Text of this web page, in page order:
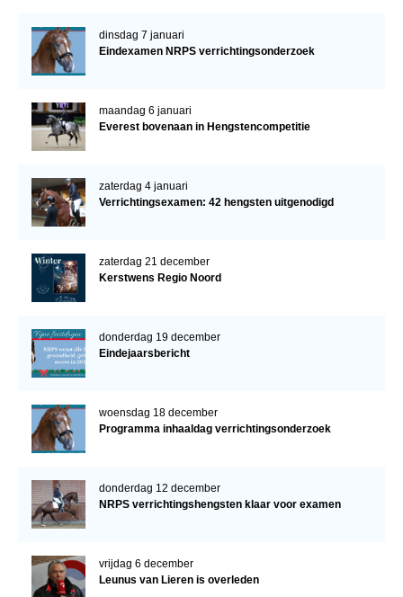
dinsdag 7 januari
Eindexamen NRPS verrichtingsonderzoek
maandag 6 januari
Everest bovenaan in Hengstencompetitie
zaterdag 4 januari
Verrichtingsexamen: 42 hengsten uitgenodigd
zaterdag 21 december
Kerstwens Regio Noord
donderdag 19 december
Eindejaarsbericht
woensdag 18 december
Programma inhaaldag verrichtingsonderzoek
donderdag 12 december
NRPS verrichtingshengsten klaar voor examen
vrijdag 6 december
Leunus van Lieren is overleden